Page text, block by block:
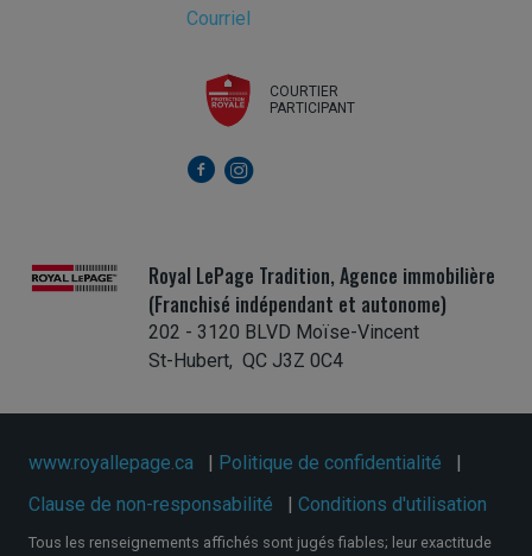
Courriel
COURTIER
PARTICIPANT
Royal LePage Tradition, Agence immobilière
(Franchisé indépendant et autonome)
202 - 3120 BLVD Moïse-Vincent
St-Hubert, QC J3Z 0C4
www.royallepage.ca | Politique de confidentialité
|
Clause de non-responsabilité
| Conditions d'utilisation
Tous les renseignements affichés sont jugés fiables; leur exactitude